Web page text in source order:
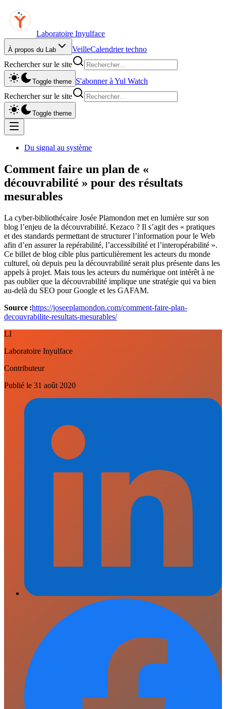
Laboratoire Inyulface
À propos du Lab VeilleCalendrier techno
Rechercher sur le site
Toggle theme S'abonner à Yul Watch
Rechercher sur le site
Toggle theme
Du signal au système
Comment faire un plan de «
découvrabilité » pour des résultats
mesurables
La cyber-bibliothécaire Josée Plamondon met en lumière sur son
blog l’enjeu de la découvrabilité. Kezaco ? Il s’agit des « pratiques
et des standards permettant de structurer l’information pour le Web
afin d’en assurer la repérabilité, l’accessibilité et l’interopérabilité ».
Ce billet de blog cible plus particulièrement les acteurs du monde
culturel, où depuis peu la découvrabilité serait plus présente dans les
appels à projet. Mais tous les acteurs du numérique ont intérêt à ne
pas oublier que la découvrabilité implique une stratégie qui va bien
au-delà du SEO pour Google et les GAFAM.
Source :https://joseeplamondon.com/comment-faire-plan-
decouvrabilite-resultats-mesurables/
LI
Laboratoire Inyulface
Contributeur
Publié le 31 août 2020